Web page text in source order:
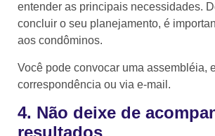
entender as principais necessidades.
concluir o seu planejamento, é
aos condôminos.
Você pode convocar uma assembléia,
correspondência ou via e-mail.
4. Não deixe de
resultados